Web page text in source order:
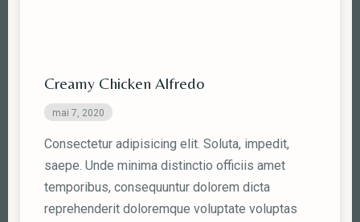
Creamy Chicken Alfredo
mai 7, 2020
Consectetur adipisicing elit. Soluta, impedit,
saepe. Unde minima distinctio officiis amet
temporibus, consequuntur dolorem dicta
reprehenderit doloremque voluptate voluptas